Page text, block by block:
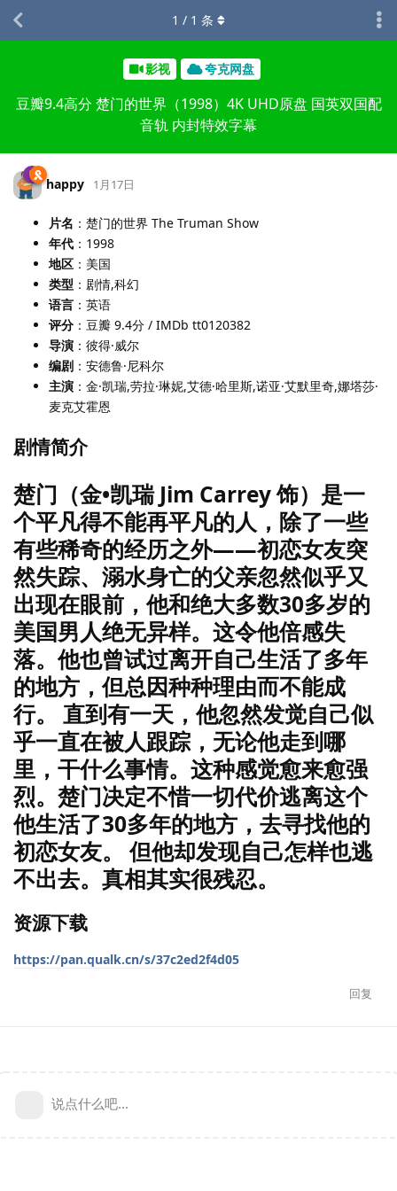
影视 夸克网盘
豆瓣9.4高分 楚门的世界（1998）4K UHD原盘 国英双国配
音轨 内封特效字幕
1 / 1 条
happy 1月17日
片名 ：楚门的世界 The Truman Show
年代 ：1998
地区 ：美国
类型 ：剧情,科幻
语言 ：英语
评分 ：豆瓣 9.4分 / IMDb tt0120382
导演 ：彼得·威尔
编剧 ：安德鲁·尼科尔
主演 ：金·凯瑞,劳拉·琳妮,艾德·哈里斯,诺亚·艾默里奇,娜塔莎·
麦克艾霍恩
剧情简介
楚门（金•凯瑞 Jim Carrey 饰）是一
个平凡得不能再平凡的人，除了一些
有些稀奇的经历之外——初恋女友突
然失踪、溺水身亡的父亲忽然似乎又
出现在眼前，他和绝大多数30多岁的
美国男人绝无异样。这令他倍感失
落。他也曾试过离开自己生活了多年
的地方，但总因种种理由而不能成
行。 直到有一天，他忽然发觉自己似
乎一直在被人跟踪，无论他走到哪
里，干什么事情。这种感觉愈来愈强
烈。楚门决定不惜一切代价逃离这个
他生活了30多年的地方，去寻找他的
初恋女友。 但他却发现自己怎样也逃
不出去。真相其实很残忍。
资源下载
https://pan.qualk.cn/s/37c2ed2f4d05
回复
说点什么吧...